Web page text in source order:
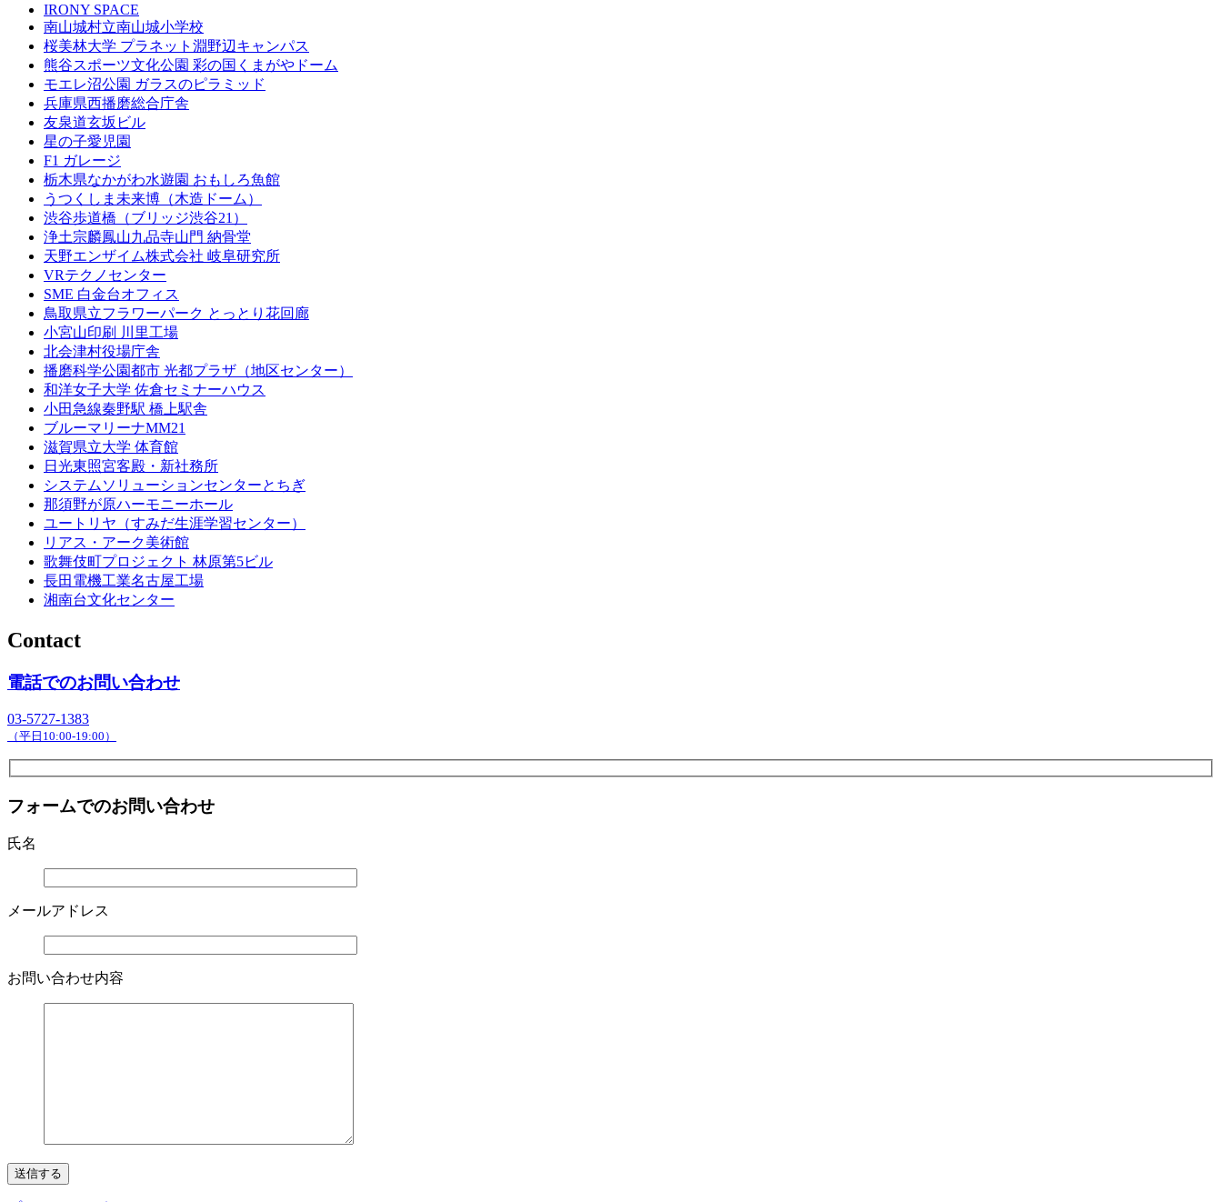
IRONY SPACE
南山城村立南山城小学校
桜美林大学 プラネット淵野辺キャンパス
熊谷スポーツ文化公園 彩の国くまがやドーム
モエレ沼公園 ガラスのピラミッド
兵庫県西播磨総合庁舎
友泉道玄坂ビル
星の子愛児園
F1 ガレージ
栃木県なかがわ水遊園 おもしろ魚館
うつくしま未来博（木造ドーム）
渋谷歩道橋（ブリッジ渋谷21）
浄土宗麟鳳山九品寺山門 納骨堂
天野エンザイム株式会社 岐阜研究所
VRテクノセンター
SME 白金台オフィス
鳥取県立フラワーパーク とっとり花回廊
小宮山印刷 川里工場
北会津村役場庁舎
播磨科学公園都市 光都プラザ（地区センター）
和洋女子大学 佐倉セミナーハウス
小田急線秦野駅 橋上駅舎
ブルーマリーナMM21
滋賀県立大学 体育館
日光東照宮客殿・新社務所
システムソリューションセンターとちぎ
那須野が原ハーモニーホール
ユートリヤ（すみだ生涯学習センター）
リアス・アーク美術館
歌舞伎町プロジェクト 林原第5ビル
長田電機工業名古屋工場
湘南台文化センター
Contact
電話でのお問い合わせ
03-5727-1383
（平日10:00-19:00）
フォームでのお問い合わせ
氏名
メールアドレス
お問い合わせ内容